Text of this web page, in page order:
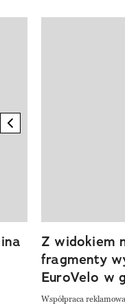
previous element
Z widokiem
fragmenty
EuroVelo w
Współpraca reklamowa